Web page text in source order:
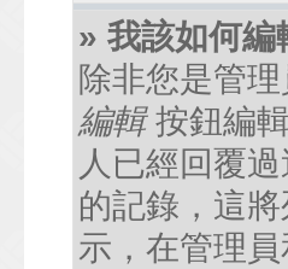
» 我該如何編
除非您是管
編輯按鈕編
人已經回覆
的記錄，這
示，在管理